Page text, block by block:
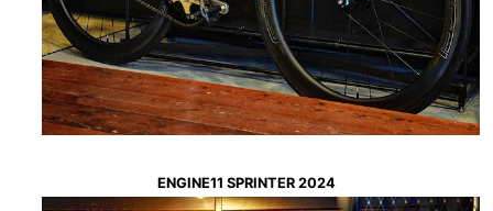
ENGINE11 SPRINTER 2024